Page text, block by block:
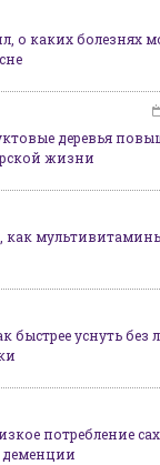
о каких болезнях
деревья
жизни
как
быстрее уснуть без
потребление